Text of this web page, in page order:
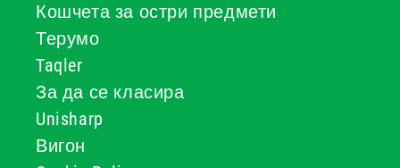
Кошчета за остри предмети
Терумо
Taqler
За да се класира
Unisharp
Вигон